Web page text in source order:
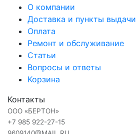
О компании
Доставка и пункты выдачи
Оплата
Ремонт и обслуживание
Статьи
Вопросы и ответы
Корзина
Контакты
ООО «БЕРТОН»
+7 985 922-27-15